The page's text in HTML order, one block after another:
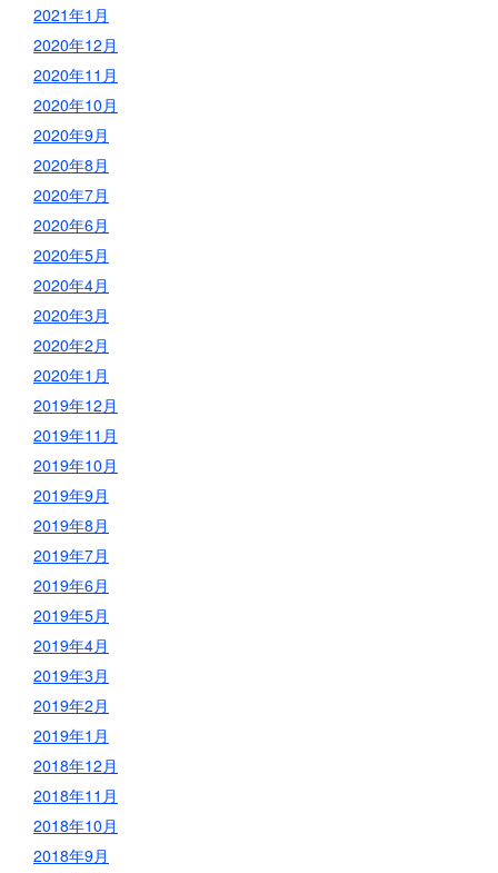
2021年1月
2020年12月
2020年11月
2020年10月
2020年9月
2020年8月
2020年7月
2020年6月
2020年5月
2020年4月
2020年3月
2020年2月
2020年1月
2019年12月
2019年11月
2019年10月
2019年9月
2019年8月
2019年7月
2019年6月
2019年5月
2019年4月
2019年3月
2019年2月
2019年1月
2018年12月
2018年11月
2018年10月
2018年9月